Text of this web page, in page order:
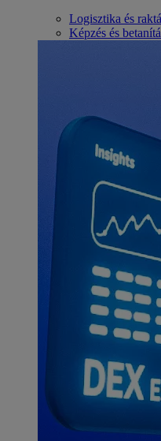
Logisztika és
Képzés és